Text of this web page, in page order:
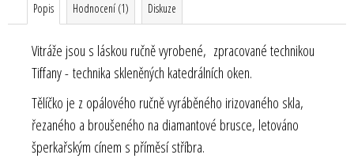
Popis Hodnocení (1) Diskuze
Vitráže jsou s láskou ručně vyrobené, zpracované technikou
Tiffany - technika skleněných katedrálních oken.
Tělíčko je z opálového ručně vyráběného irizovaného skla,
řezaného a broušeného na diamantové brusce, letováno
šperkařským cínem s příměsí stříbra.